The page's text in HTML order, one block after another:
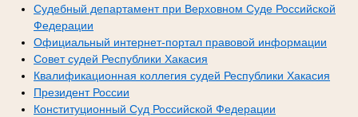
Судебный департамент при Верховном Суде Российской
Федерации
Официальный интернет-портал правовой информации
Совет судей Республики Хакасия
Квалификационная коллегия судей Республики Хакасия
Президент России
Конституционный Суд Российской Федерации